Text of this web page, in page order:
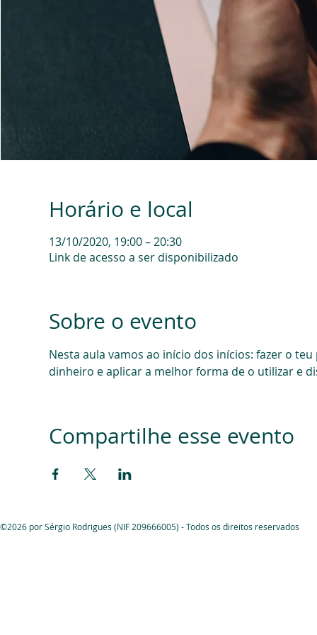
Horário e local
13/10/2020, 19:00 – 20:30
Link de acesso a ser disponibilizado
Sobre o evento
Nesta aula vamos ao início dos inícios: fazer o
dinheiro e aplicar a melhor forma de o utilizar e
Compartilhe esse evento
©2026 por Sérgio Rodrigues (NIF 209666005) - Todos os direitos reservados